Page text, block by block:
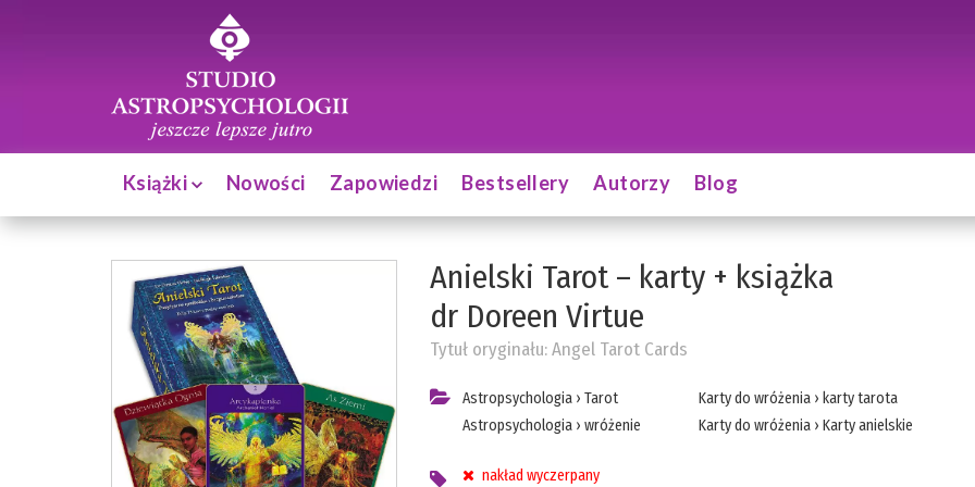
Książki Nowości Zapowiedzi Bestsellery Autorzy Blog
Anielski Tarot – karty + książka
dr Doreen Virtue
Tytuł oryginału:Angel Tarot Cards
Astropsychologia› Tarot
Astropsychologia› wróżenie
Karty do wróżenia› karty tarota
Karty do wróżenia› Karty anielskie
nakład wyczerpany